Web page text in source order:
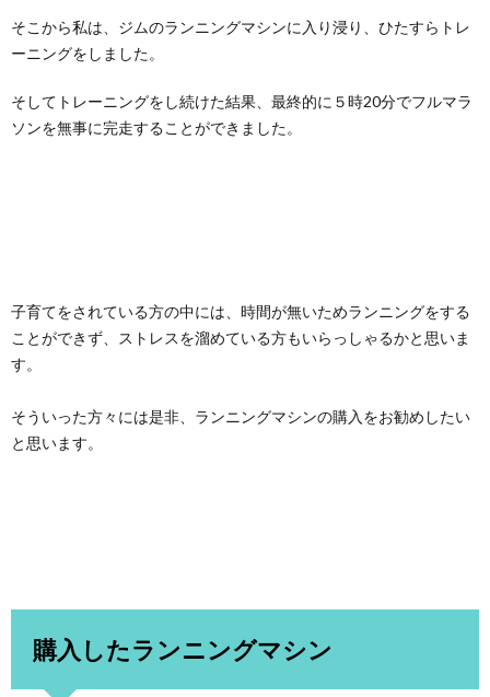
そこから私は、ジムのランニングマシンに入り浸り、ひたすらトレ
ーニングをしました。
そしてトレーニングをし続けた結果、最終的に５時20分でフルマラ
ソンを無事に完走することができました。
子育てをされている方の中には、時間が無いためランニングをする
ことができず、ストレスを溜めている方もいらっしゃるかと思いま
す。
そういった方々には是非、ランニングマシンの購入をお勧めしたい
と思います。
購入したランニングマシン